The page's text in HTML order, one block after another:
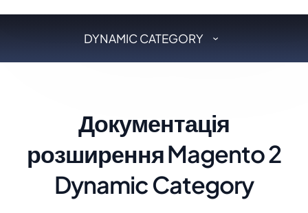
DYNAMIC CATEGORY
Документація
розширення Magento 2
Dynamic Category